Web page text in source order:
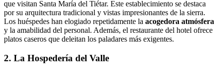
que visitan Santa María del Tiétar. Este establecimiento se destaca
por su arquitectura tradicional y vistas impresionantes de la sierra.
Los huéspedes han elogiado repetidamente la acogedora atmósfera
y la amabilidad del personal. Además, el restaurante del hotel ofrece
platos caseros que deleitan los paladares más exigentes.
2. La Hospedería del Valle